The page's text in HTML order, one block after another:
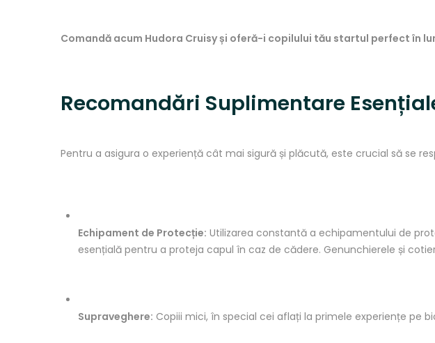
Comandă acum Hudora Cruisy și oferă-i copilului tău startul perfect în
Recomandări Suplimentare
Pentru a asigura o experiență cât mai sigură și plăcută, este crucial să se
Echipament de Protecție: Utilizarea constantă a echipamentului de
esențială pentru a proteja capul în caz de cădere. Genunchierele și
Supraveghere: Copiii mici, în special cei aflați la primele experiențe pe